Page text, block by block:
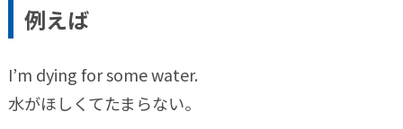
例えば
I’m dying for some water.
水がほしくてたまらない。